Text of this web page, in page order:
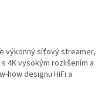
výkonný síťový streamer,
4K vysokým rozlišením a
how designu HiFi a